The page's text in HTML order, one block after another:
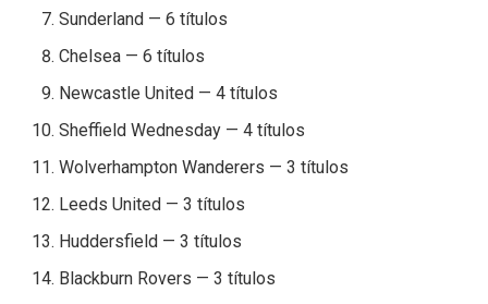
Sunderland — 6 títulos
Chelsea — 6 títulos
Newcastle United — 4 títulos
Sheffield Wednesday — 4 títulos
Wolverhampton Wanderers — 3 títulos
Leeds United — 3 títulos
Huddersfield — 3 títulos
Blackburn Rovers — 3 títulos